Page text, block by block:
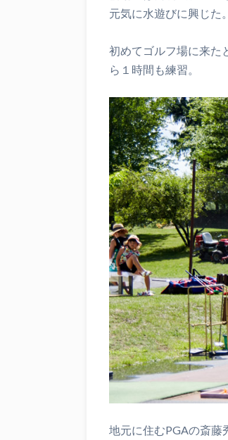
元気に水遊びに興じた。
初めてゴルフ場に来た
ら１時間も練習。
地元に住むPGAの斎藤